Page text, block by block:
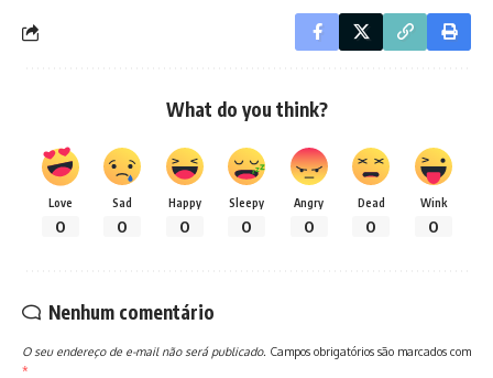
What do you think?
Love
0
Sad
0
Happy
0
Sleepy
0
Angry
0
Dead
0
Wink
0
Nenhum comentário
O seu endereço de e-mail não será publicado. Campos obrigatórios são marcados com
*